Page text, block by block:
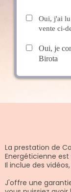
Oui, j'ai lu
vente ci-
Oui, je
Birota
La prestation de
Energéticienne
Il inclue des
J'offre une